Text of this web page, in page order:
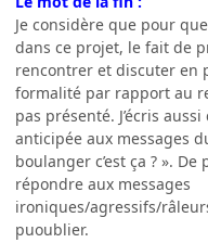
Je considère que pour
dans ce projet, le fait de
rencontrer et discuter en
formalité par rapport au
pas présenté. J’écris
anticipée aux messages
boulanger c’est ça ? ».
répondre aux messages
ironiques/agressifs/
puoublier.